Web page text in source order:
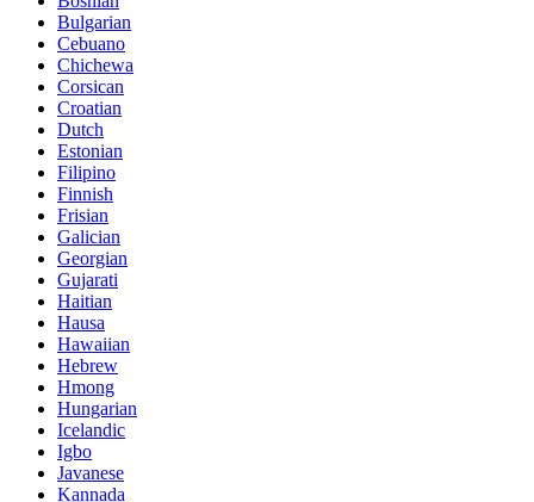
Bulgarian
Cebuano
Chichewa
Corsican
Croatian
Dutch
Estonian
Filipino
Finnish
Frisian
Galician
Georgian
Gujarati
Haitian
Hausa
Hawaiian
Hebrew
Hmong
Hungarian
Icelandic
Igbo
Javanese
Kannada